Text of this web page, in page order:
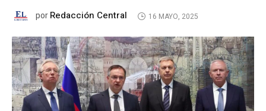
porRedacción Central 16 MAYO, 2025